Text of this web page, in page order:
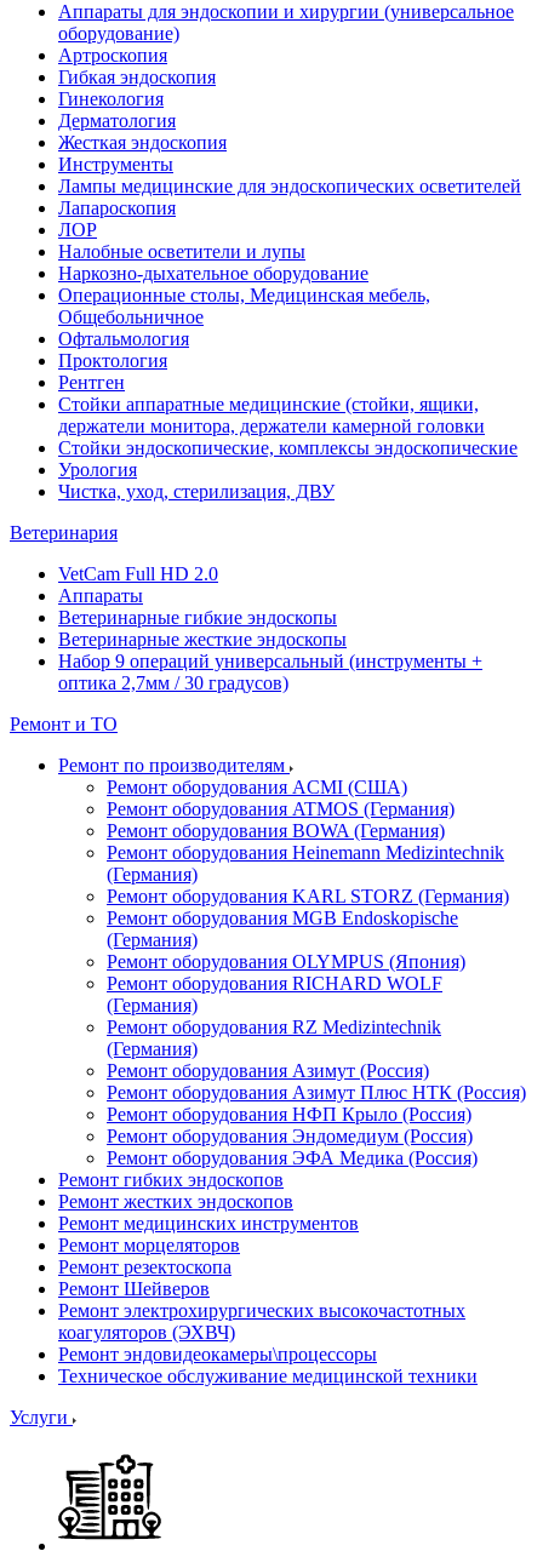
Аппараты для эндоскопии и хирургии (универсальное
оборудование)
Артроскопия
Гибкая эндоскопия
Гинекология
Дерматология
Жесткая эндоскопия
Инструменты
Лампы медицинские для эндоскопических осветителей
Лапароскопия
ЛОР
Налобные осветители и лупы
Наркозно-дыхательное оборудование
Операционные столы, Медицинская мебель,
Общебольничное
Офтальмология
Проктология
Рентген
Стойки аппаратные медицинские (стойки, ящики,
держатели монитора, держатели камерной головки
Стойки эндоскопические, комплексы эндоскопические
Урология
Чистка, уход, стерилизация, ДВУ
Ветеринария
VetCam Full HD 2.0
Аппараты
Ветеринарные гибкие эндоскопы
Ветеринарные жесткие эндоскопы
Набор 9 операций универсальный (инструменты +
оптика 2,7мм / 30 градусов)
Ремонт и ТО
Ремонт по производителям
Ремонт оборудования ACMI (США)
Ремонт оборудования ATMOS (Германия)
Ремонт оборудования BOWA (Германия)
Ремонт оборудования Heinemann Medizintechnik
(Германия)
Ремонт оборудования KARL STORZ (Германия)
Ремонт оборудования MGB Endoskopische
(Германия)
Ремонт оборудования OLYMPUS (Япония)
Ремонт оборудования RICHARD WOLF
(Германия)
Ремонт оборудования RZ Medizintechnik
(Германия)
Ремонт оборудования Азимут (Россия)
Ремонт оборудования Азимут Плюс НТК (Россия)
Ремонт оборудования НФП Крыло (Россия)
Ремонт оборудования Эндомедиум (Россия)
Ремонт оборудования ЭФА Медика (Россия)
Ремонт гибких эндоскопов
Ремонт жестких эндоскопов
Ремонт медицинских инструментов
Ремонт морцеляторов
Ремонт резектоскопа
Ремонт Шейверов
Ремонт электрохирургических высокочастотных
коагуляторов (ЭХВЧ)
Ремонт эндовидеокамеры\процессоры
Техническое обслуживание медицинской техники
Услуги